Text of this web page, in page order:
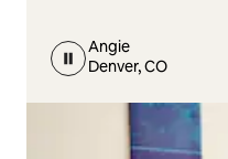
Angie
Denver, CO